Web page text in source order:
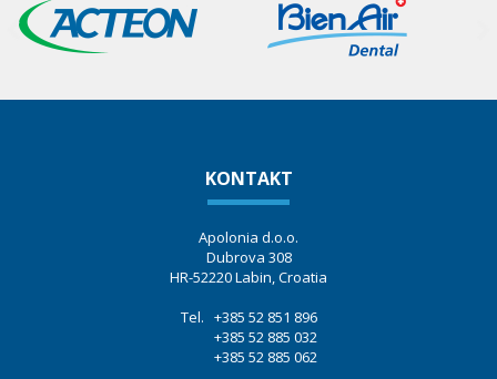
KONTAKT
Apolonia d.o.o.
Dubrova 308
HR-52220 Labin, Croatia
Tel. +385 52 851 896
+385 52 885 032
+385 52 885 062